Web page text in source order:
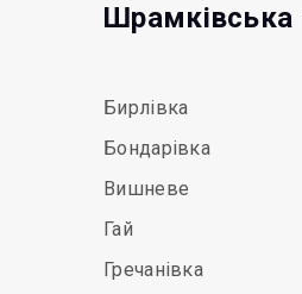
Шрамківська
Бирлівка
Бондарівка
Вишневе
Гай
Гречанівка